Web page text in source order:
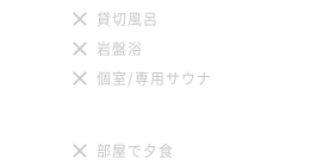
貸切風呂
岩盤浴
個室/専用サウナ
部屋で夕食